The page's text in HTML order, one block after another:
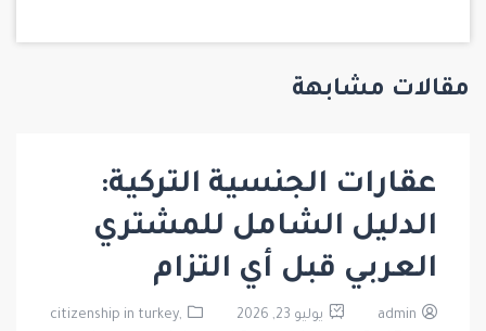
مقالات مشابهة
عقارات الجنسية التركية:
الدليل الشامل للمشتري
العربي قبل أي التزام
admin يوليو 23, 2026
citizenship in turkey,